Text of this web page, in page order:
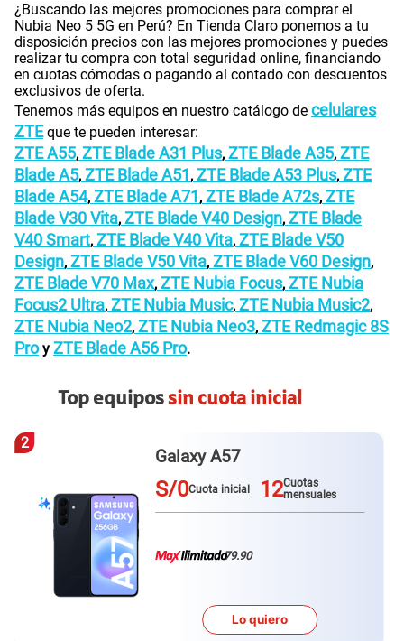
¿Buscando las mejores promociones para comprar el
Nubia Neo 5 5G en Perú? En Tienda Claro ponemos a tu
disposición precios con las mejores promociones y puedes
realizar tu compra con total seguridad online, financiando
en cuotas cómodas o pagando al contado con descuentos
exclusivos de oferta.
Tenemos más equipos en nuestro catálogo de celulares
ZTEque te pueden interesar:
ZTE A55, ZTE Blade A31 Plus, ZTE Blade A35, ZTE
Blade A5, ZTE Blade A51 , ZTE Blade A53 Plus, ZTE
Blade A54, ZTE Blade A71 , ZTE Blade A72s, ZTE
Blade V30 Vita, ZTE Blade V40 Design, ZTE Blade
V40 Smart, ZTE Blade V40 Vita, ZTE Blade V50
Design, ZTE Blade V50 Vita, ZTE Blade V60 Design,
ZTE Blade V70 Max, ZTE Nubia Focus, ZTE Nubia
Focus2 Ultra, ZTE Nubia Music, ZTE Nubia Music2,
ZTE Nubia Neo2, ZTE Nubia Neo3, ZTE Redmagic 8S
Proy ZTE Blade A56 Pro.
Top equipossin cuota inicial
3
Redmi Note 15 pro plus
S/0Cuota inicial 12Cuotas
mensuales
79.90
Lo quiero